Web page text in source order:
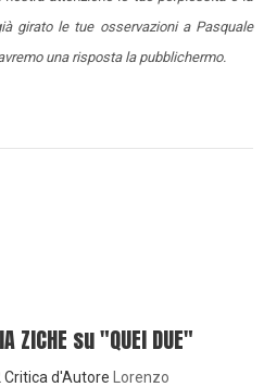
girato le tue osservazioni a Pasquale
una risposta la pubblichermo.
su "QUEI DUE"
Critica d'Autore Lorenzo